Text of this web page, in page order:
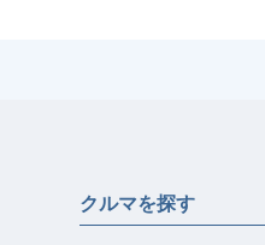
クルマを探す